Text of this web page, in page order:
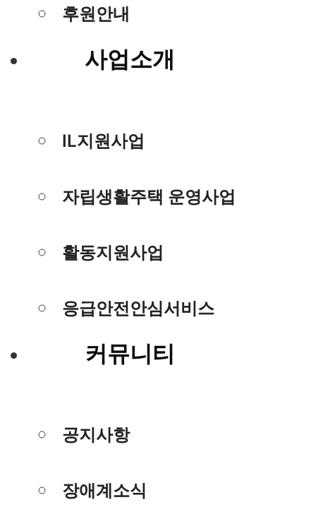
후원안내
사업소개
IL지원사업
자립생활주택 운영사업
활동지원사업
응급안전안심서비스
커뮤니티
공지사항
장애계소식